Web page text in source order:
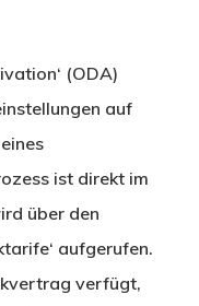
(ODA)
auf
ist direkt im
über den
aufgerufen.
verfügt,